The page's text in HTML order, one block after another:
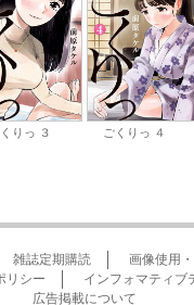
りっ ３ ごくりっ ４
雑誌定期購読
画像使用
リシー
インフォマティブ
広告掲載について